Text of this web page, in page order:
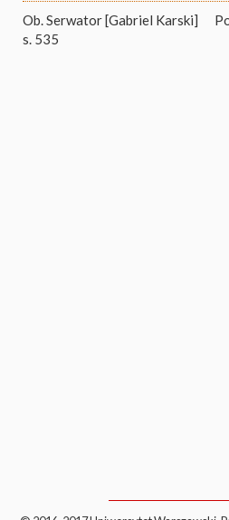
Ob. Serwator [Gabriel Karski]
s. 535